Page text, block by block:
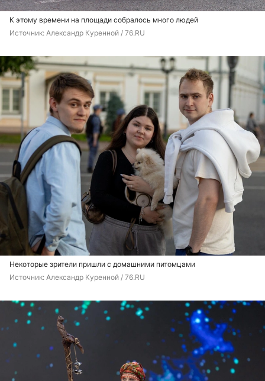
К этому времени на площади собралось много людей
Источник: Александр Куренной / 76.RU
Некоторые зрители пришли с домашними питомцами
Источник: Александр Куренной / 76.RU